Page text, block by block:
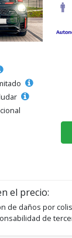
el precio:
de daños por
de